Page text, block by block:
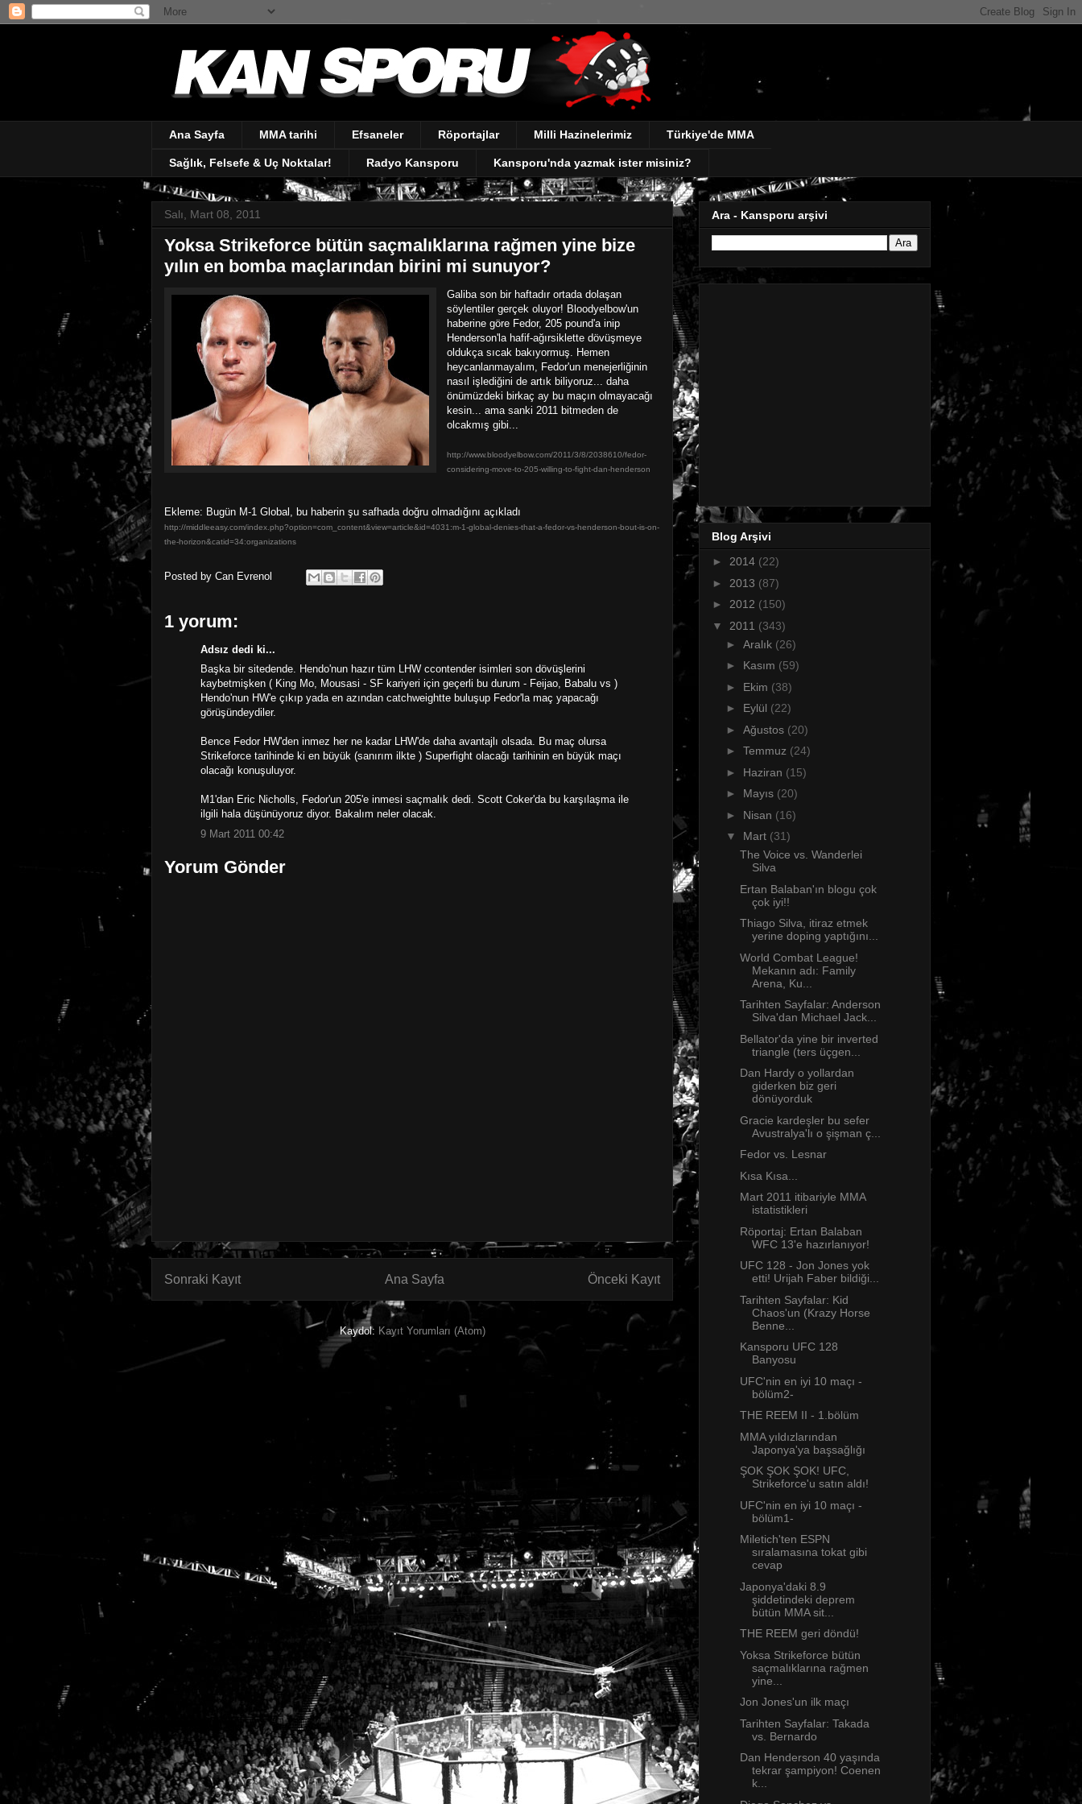
Ana Sayfa MMA tarihi Efsaneler Röportajlar Milli Hazinelerimiz Türkiye'de MMA
Sağlık, Felsefe & Uç Noktalar! Radyo Kansporu Kansporu'nda yazmak ister misiniz?
Salı, Mart 08, 2011
Yoksa Strikeforce bütün saçmalıklarına rağmen yine bize
yılın en bomba maçlarından birini mi sunuyor?
Galiba son bir haftadır ortada dolaşan
söylentiler gerçek oluyor! Bloodyelbow'un
haberine göre Fedor, 205 pound'a inip
Henderson'la hafif-ağırsiklette dövüşmeye
oldukça sıcak bakıyormuş. Hemen
heycanlanmayalım, Fedor'un menejerliğinin
nasıl işlediğini de artık biliyoruz... daha
önümüzdeki birkaç ay bu maçın olmayacağı
kesin... ama sanki 2011 bitmeden de
olcakmış gibi...
http://www.bloodyelbow.com/2011/3/8/2038610/fedor-
considering-move-to-205-willing-to-fight-dan-henderson
Ekleme: Bugün M-1 Global, bu haberin şu safhada doğru olmadığını açıkladı
http://middleeasy.com/index.php?option=com_content&view=article&id=4031:m-1-global-denies-that-a-fedor-vs-henderson-bout-is-on-
the-horizon&catid=34:organizations
Posted by Can Evrenol
1 yorum:
Adsız dedi ki...
Başka bir sitedende. Hendo'nun hazır tüm LHW ccontender isimleri son dövüşlerini
kaybetmişken ( King Mo, Mousasi - SF kariyeri için geçerli bu durum - Feijao, Babalu vs )
Hendo'nun HW'e çıkıp yada en azından catchweightte buluşup Fedor'la maç yapacağı
görüşündeydiler.
Bence Fedor HW'den inmez her ne kadar LHW'de daha avantajlı olsada. Bu maç olursa
Strikeforce tarihinde ki en büyük (sanırım ilkte ) Superfight olacağı tarihinin en büyük maçı
olacağı konuşuluyor.
M1'dan Eric Nicholls, Fedor'un 205'e inmesi saçmalık dedi. Scott Coker'da bu karşılaşma ile
ilgili hala düşünüyoruz diyor. Bakalım neler olacak.
9 Mart 2011 00:42
Yorum Gönder
Sonraki Kayıt Önceki Kayıt
Ana Sayfa
Kaydol: Kayıt Yorumları (Atom)
Ara - Kansporu arşivi
Blog Arşivi
► 2014 (22)
► 2013 (87)
► 2012 (150)
▼ 2011 (343)
► Aralık (26)
► Kasım (59)
► Ekim (38)
► Eylül (22)
► Ağustos (20)
► Temmuz (24)
► Haziran (15)
► Mayıs (20)
► Nisan (16)
▼ Mart (31)
The Voice vs. Wanderlei
Silva
Ertan Balaban'ın blogu çok
çok iyi!!
Thiago Silva, itiraz etmek
yerine doping yaptığını...
World Combat League!
Mekanın adı: Family
Arena, Ku...
Tarihten Sayfalar: Anderson
Silva'dan Michael Jack...
Bellator'da yine bir inverted
triangle (ters üçgen...
Dan Hardy o yollardan
giderken biz geri
dönüyorduk
Gracie kardeşler bu sefer
Avustralya'lı o şişman ç...
Fedor vs. Lesnar
Kısa Kısa...
Mart 2011 itibariyle MMA
istatistikleri
Röportaj: Ertan Balaban
WFC 13'e hazırlanıyor!
UFC 128 - Jon Jones yok
etti! Urijah Faber bildiği...
Tarihten Sayfalar: Kid
Chaos'un (Krazy Horse
Benne...
Kansporu UFC 128
Banyosu
UFC'nin en iyi 10 maçı -
bölüm2-
THE REEM II - 1.bölüm
MMA yıldızlarından
Japonya'ya başsağlığı
ŞOK ŞOK ŞOK! UFC,
Strikeforce'u satın aldı!
UFC'nin en iyi 10 maçı -
bölüm1-
Miletich'ten ESPN
sıralamasına tokat gibi
cevap
Japonya'daki 8.9
şiddetindeki deprem
bütün MMA sit...
THE REEM geri döndü!
Yoksa Strikeforce bütün
saçmalıklarına rağmen
yine...
Jon Jones'un ilk maçı
Tarihten Sayfalar: Takada
vs. Bernardo
Dan Henderson 40 yaşında
tekrar şampiyon! Coenen
k...